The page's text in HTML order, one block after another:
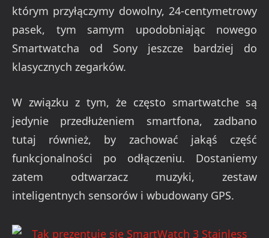
którym przyłączymy dowolny, 24-centymetrowy
pasek, tym samym upodobniając nowego
Smartwatcha od Sony jeszcze bardziej do
klasycznych zegarków.
W związku z tym, że często smartwatche są
jedynie przedłużeniem smartfona, zadbano
tutaj również, by zachować jakąś część
funkcjonalności po odłączeniu. Dostaniemy
zatem odtwarzacz muzyki, zestaw
inteligentnych sensorów i wbudowany GPS.